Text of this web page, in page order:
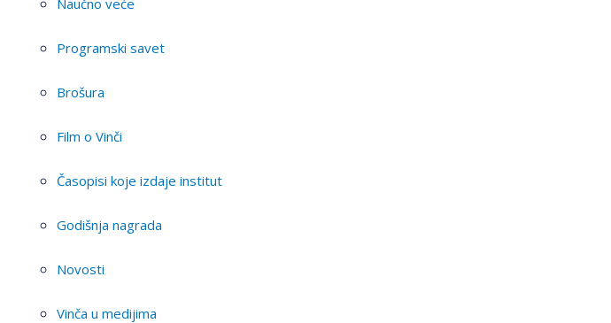
Programski savet
Brošura
Film o Vinči
Časopisi koje izdaje institut
Godišnja nagrada
Novosti
Vinča u medijima